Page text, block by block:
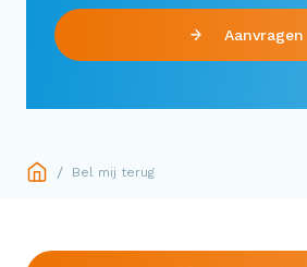
Aanvragen
/ Bel mij terug